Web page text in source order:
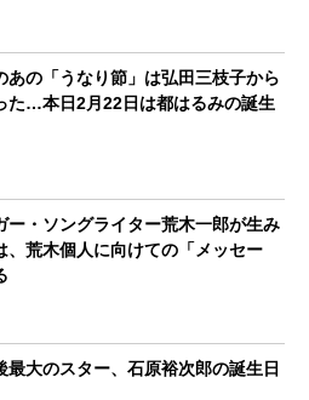
あの「うなり節」は弘田三枝子から
た…本日2月22日は都はるみの誕生
ー・ソングライター荒木一郎が生み
、荒木個人に向けての「メッセー
最大のスター、石原裕次郎の誕生日